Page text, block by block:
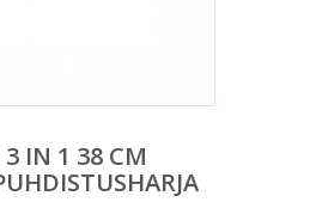
3 IN 1 38 CM